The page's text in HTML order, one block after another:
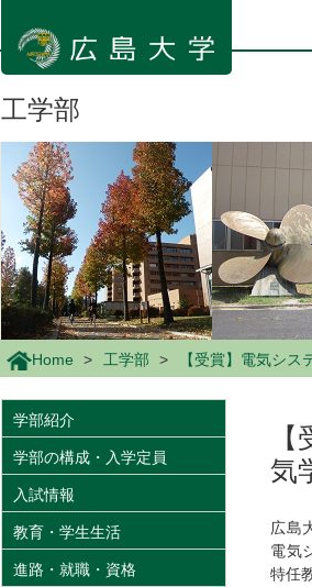
工学部
Home 工学部 【受賞】電気シ
気
広島
電気
特任
学部紹介
学部の構成・入学定員
入試情報
教育・学生生活
進路・就職・資格